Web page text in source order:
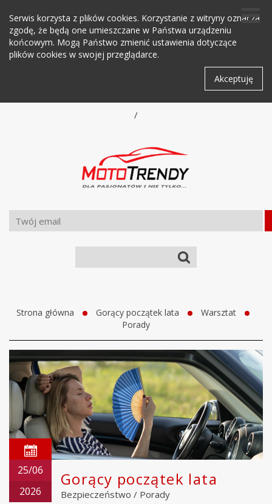
Serwis korzysta z plików cookies. Korzystanie z witryny oznacza
zgodę, że będą one umieszczane w Państwa urządzeniu
końcowym. Mogą Państwo zmienić ustawienia dotyczące
plików cookies w swojej przeglądarce.
Akceptuję
/
Strona główna Gorący początek lata
Warsztat
Porady
25/06
2026
Gorący początek lata
Bezpieczeństwo / Porady